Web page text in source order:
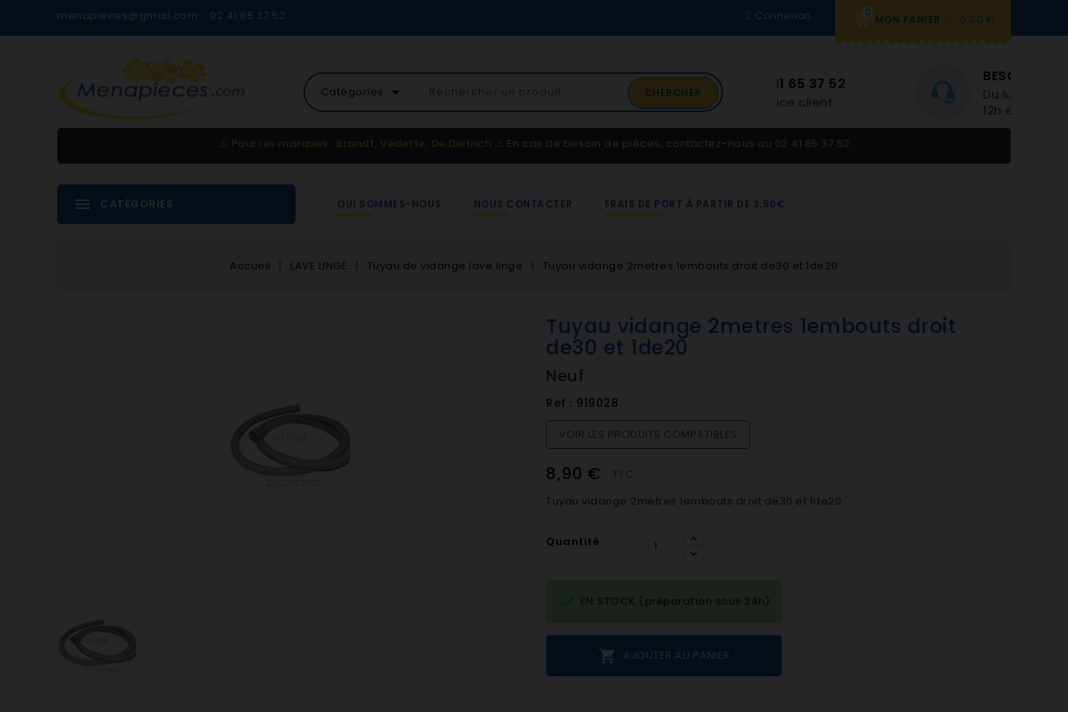
menapieces@gmail.com 02 41 65 37 52 0
MON PANIER 0,00 €
Connexion
Catégories arrow_drop_down CHERCHER
02 41 65 37 52
Service client
Du lundi au vendredi 9h-
⚠️ Pour les marques : Brandt, Vedette, De Dietrich ⚠️ En cas de besoin de pièces, contactez-nous au 02 41 65 37 52
CATÉGORIES QUI SOMMES-NOUS NOUS CONTACTER FRAIS DE PORT À PARTIR DE 3,50€
Accueil LAVE LINGE Tuyau de vidange lave linge Tuyau vidange 2metres 1embouts droit de30 et 1de20
Tuyau vidange 2metres 1embouts droit
de30 et 1de20
Neuf
Ref : 919028
VOIR LES PRODUITS COMPATIBLES
8,90 €
Tuyau vidange 2metres 1embouts droit de30 et 1de20
Quantité
 AJOUTER AU PANIER
EN STOCK (préparation sous 24h)